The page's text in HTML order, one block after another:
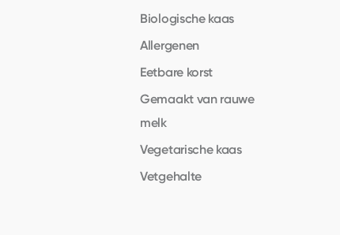
Biologische kaas
Allergenen
Eetbare korst
Gemaakt van rauwe
melk
Vegetarische kaas
Vetgehalte